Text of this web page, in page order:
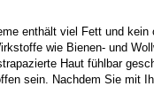
enthält viel Fett und
wie Bienen- und
Haut fühlbar
sein. Nachdem Sie mit